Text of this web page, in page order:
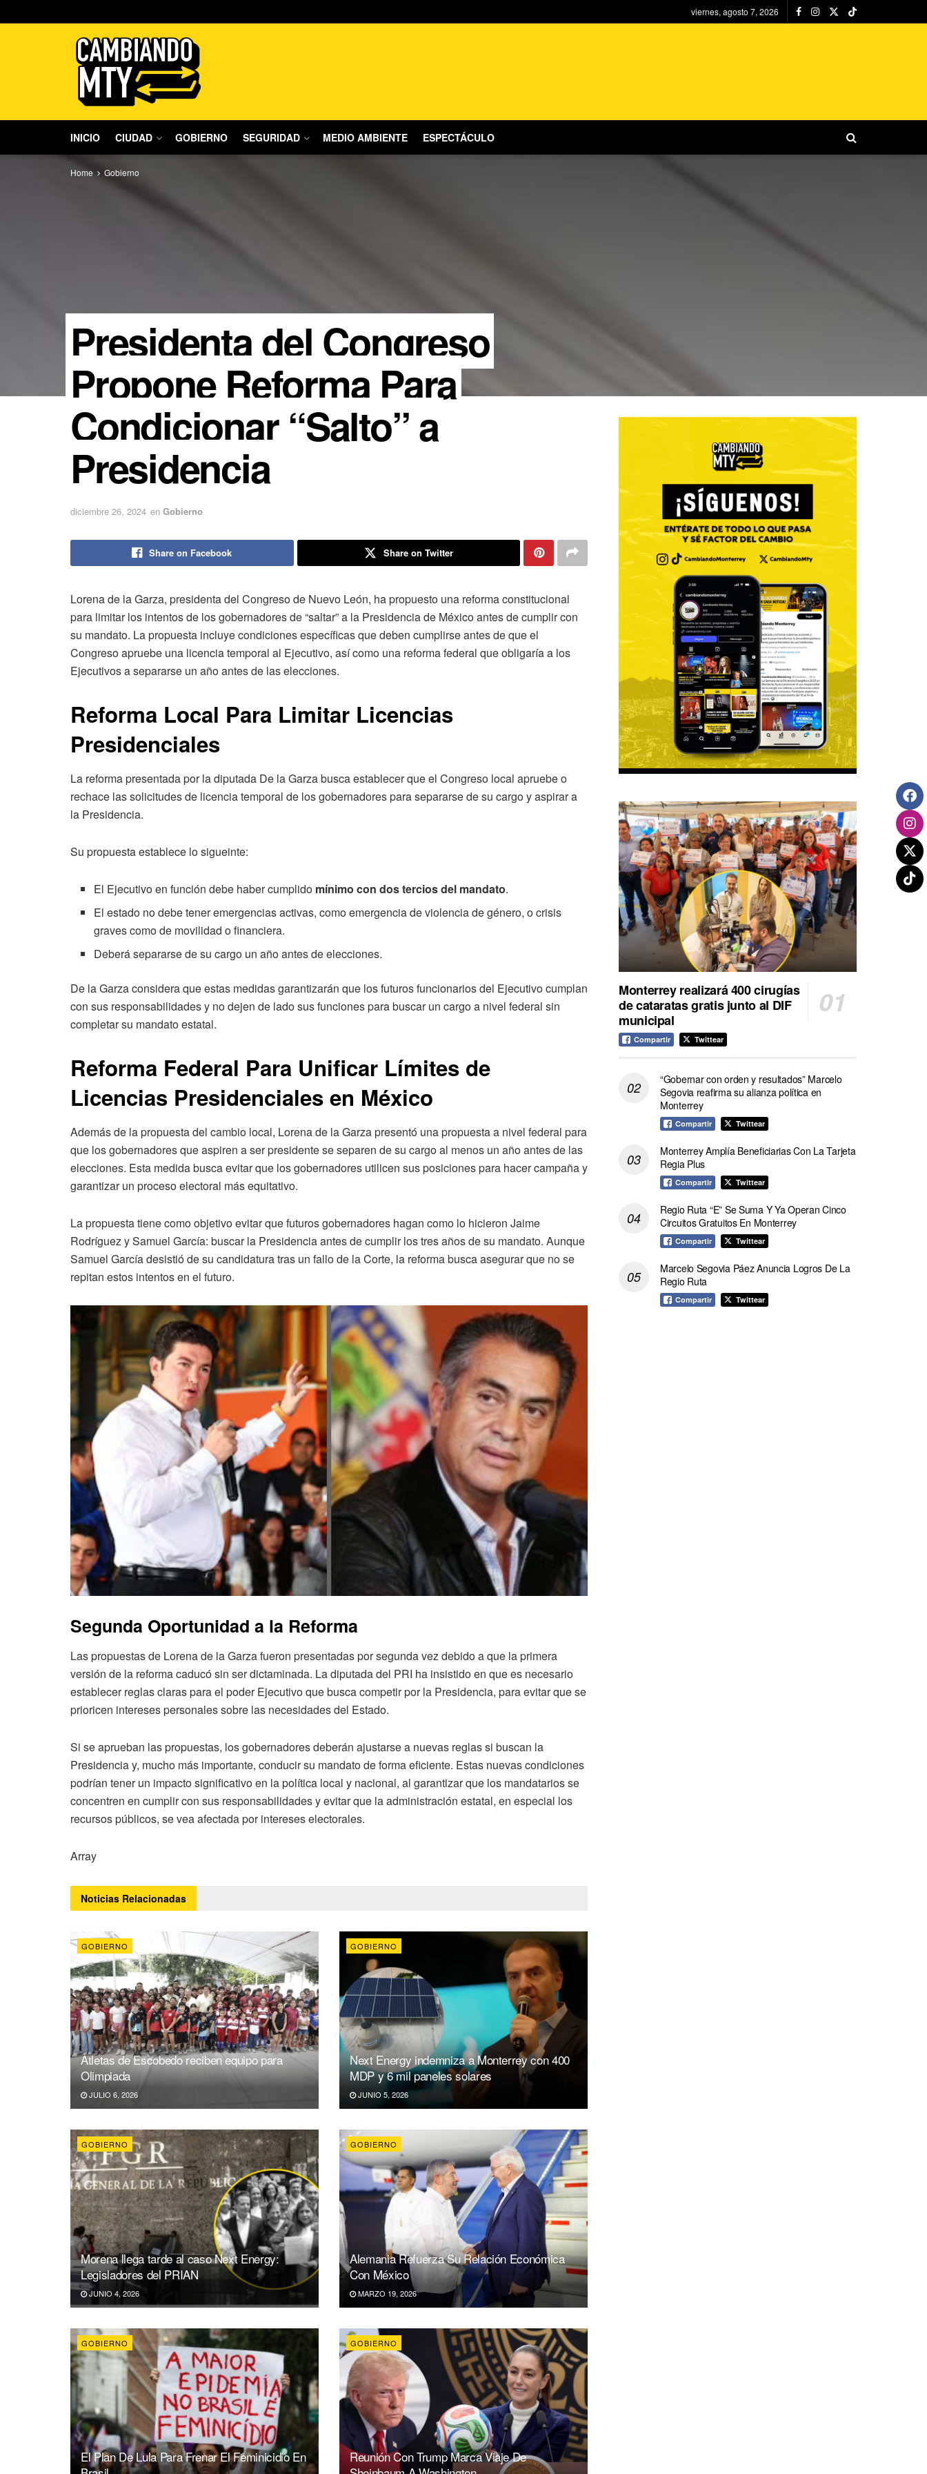
viernes, agosto 7, 2026
INICIO CIUDAD GOBIERNO SEGURIDAD MEDIO AMBIENTE ESPECTÁCULO
Home Gobierno
Presidenta del Congreso
Propone Reforma Para
Condicionar “Salto” a
Presidencia
diciembre 26, 2024 en Gobierno
Share on Facebook Share on Twitter
Lorena de la Garza, presidenta del Congreso de Nuevo León, ha propuesto una reforma constitucional
para limitar los intentos de los gobernadores de “saltar” a la Presidencia de México antes de cumplir con
su mandato. La propuesta incluye condiciones específicas que deben cumplirse antes de que el
Congreso apruebe una licencia temporal al Ejecutivo, así como una reforma federal que obligaría a los
Ejecutivos a separarse un año antes de las elecciones.
Reforma Local Para Limitar Licencias
Presidenciales
La reforma presentada por la diputada De la Garza busca establecer que el Congreso local apruebe o
rechace las solicitudes de licencia temporal de los gobernadores para separarse de su cargo y aspirar a
la Presidencia.
Su propuesta establece lo sigueinte:
El Ejecutivo en función debe haber cumplido mínimo con dos tercios del mandato.
El estado no debe tener emergencias activas, como emergencia de violencia de género, o crisis
graves como de movilidad o financiera.
Deberá separarse de su cargo un año antes de elecciones.
De la Garza considera que estas medidas garantizarán que los futuros funcionarios del Ejecutivo cumplan
con sus responsabilidades y no dejen de lado sus funciones para buscar un cargo a nivel federal sin
completar su mandato estatal.
Reforma Federal Para Unificar Límites de
Licencias Presidenciales en México
Además de la propuesta del cambio local, Lorena de la Garza presentó una propuesta a nivel federal para
que los gobernadores que aspiren a ser presidente se separen de su cargo al menos un año antes de las
elecciones. Esta medida busca evitar que los gobernadores utilicen sus posiciones para hacer campaña y
garantizar un proceso electoral más equitativo.
La propuesta tiene como objetivo evitar que futuros gobernadores hagan como lo hicieron Jaime
Rodríguez y Samuel García: buscar la Presidencia antes de cumplir los tres años de su mandato. Aunque
Samuel García desistió de su candidatura tras un fallo de la Corte, la reforma busca asegurar que no se
repitan estos intentos en el futuro.
Segunda Oportunidad a la Reforma
Las propuestas de Lorena de la Garza fueron presentadas por segunda vez debido a que la primera
versión de la reforma caducó sin ser dictaminada. La diputada del PRI ha insistido en que es necesario
establecer reglas claras para el poder Ejecutivo que busca competir por la Presidencia, para evitar que se
prioricen intereses personales sobre las necesidades del Estado.
Si se aprueban las propuestas, los gobernadores deberán ajustarse a nuevas reglas si buscan la
Presidencia y, mucho más importante, conducir su mandato de forma eficiente. Estas nuevas condiciones
podrían tener un impacto significativo en la política local y nacional, al garantizar que los mandatarios se
concentren en cumplir con sus responsabilidades y evitar que la administración estatal, en especial los
recursos públicos, se vea afectada por intereses electorales.
Array
Noticias Relacionadas
GOBIERNO
Atletas de Escobedo reciben equipo para
Olimpiada
JULIO 6, 2026
GOBIERNO
Next Energy indemniza a Monterrey con 400
MDP y 6 mil paneles solares
JUNIO 5, 2026
GOBIERNO
Morena llega tarde al caso Next Energy:
Legisladores del PRIAN
JUNIO 4, 2026
GOBIERNO
Alemania Refuerza Su Relación Económica
Con México
MARZO 19, 2026
GOBIERNO
El Plan De Lula Para Frenar El Feminicidio En
GOBIERNO
Reunión Con Trump Marca Viaje De
Monterrey realizará 400 cirugías
de cataratas gratis junto al DIF
municipal
Compartir Twittear
“Gobernar con orden y resultados” Marcelo
Segovia reafirma su alianza política en
Monterrey
Compartir Twittear
Monterrey Amplía Beneficiarias Con La Tarjeta
Regia Plus
Compartir Twittear
Regio Ruta “E” Se Suma Y Ya Operan Cinco
Circuitos Gratuitos En Monterrey
Compartir Twittear
Marcelo Segovia Páez Anuncia Logros De La
Regio Ruta
Compartir Twittear